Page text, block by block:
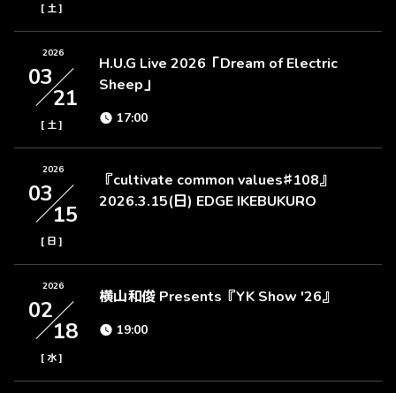
[ 土]
2026
03
21
[ 土]
H.U.G Live 2026「Dream of Electric
Sheep」
17:00
2026
03
15
[ 日]
『cultivate common values♯108』
2026.3.15(日) EDGE IKEBUKURO
2026
02
18
[ 水]
横山和俊 Presents『YK Show '26』
19:00